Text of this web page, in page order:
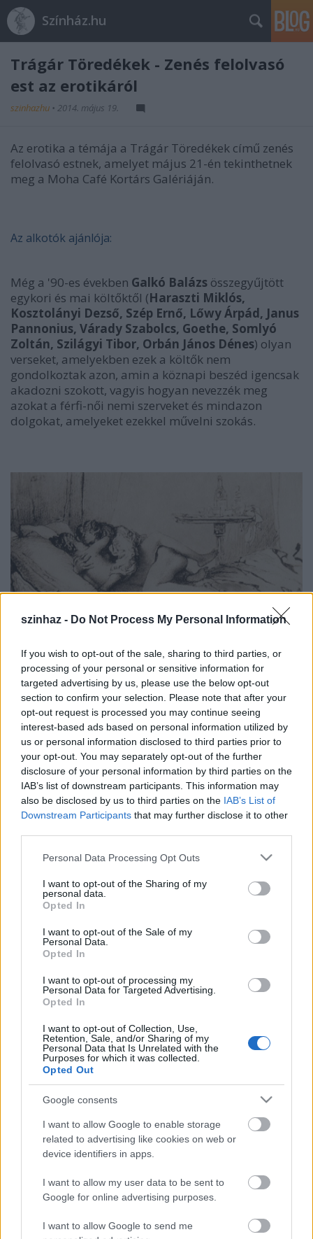
szinhaz - Do Not Process My Personal Information
If you wish to opt-out of the sale, sharing to third parties, or
processing of your personal or sensitive information for
targeted advertising by us, please use the below opt-out
section to confirm your selection. Please note that after your
opt-out request is processed you may continue seeing
interest-based ads based on personal information utilized by
us or personal information disclosed to third parties prior to
your opt-out. You may separately opt-out of the further
disclosure of your personal information by third parties on the
IAB’s list of downstream participants. This information may
also be disclosed by us to third parties on the IAB’s List of
Downstream Participants that may further disclose it to other
Please note that this website/app uses one or more Google
not limited to your visit or usage behaviour. You may click to
grant or deny consent to Google and its third-party tags to
use your data for below specified purposes in below Google
consent section.
Personal Data Processing Opt Outs
I want to opt-out of the Sharing of my
personal data.
Opted In
I want to opt-out of the Sale of my
Personal Data.
Opted In
I want to opt-out of processing my
Personal Data for Targeted Advertising.
Opted In
I want to opt-out of Collection, Use,
Retention, Sale, and/or Sharing of my
Personal Data that Is Unrelated with the
Purposes for which it was collected.
Opted Out
Google consents
I want to allow Google to enable storage
related to advertising like cookies on web or
device identifiers in apps.
I want to allow my user data to be sent to
Google for online advertising purposes.
I want to allow Google to send me
Színház.hu
Trágár Töredékek - Zenés felolvasó
est az erotikáról
szinhazhu • 2014. május 19.
Az erotika a témája a Trágár Töredékek című zenés
felolvasó estnek, amelyet május 21-én tekinthetnek
meg a Moha Café Kortárs Galériáján.
Az alkotók ajánlója:
Még a '90-es években Galkó Balázs összegyűjtött
egykori és mai költőktől (Haraszti Miklós,
Kosztolányi Dezső, Szép Ernő, Lőwy Árpád, Janus
Pannonius, Várady Szabolcs, Goethe, Somlyó
Zoltán, Szilágyi Tibor, Orbán János Dénes) olyan
verseket, amelyekben ezek a költők nem
gondolkoztak azon, amin a köznapi beszéd igencsak
akadozni szokott, vagyis hogyan nevezzék meg
azokat a férfi-női nemi szerveket és mindazon
dolgokat, amelyeket ezekkel művelni szokás.
Az előadásnak szándéka bizonyítani, hogy nem azért
trágárkodunk, hogy a nézők "fennakadt szemekkel
vergődjenek az ostorként rájuk suhintó sorok
gyönyörében". Azért trágár, mert vannak dolgok,
amelyekről nem lehet már másként beszélni. Az
erotika az ember alapmotivációi közé tartozik, akár
tudomásul veszi, akár nem. Minden emberi
kapcsolatban ott van az erotika, akkor is, ha a
egymással. Nem a beszédünk az ocsmány, hanem
azok az élethelyzetek ocsmányak - és itt korántsem a
szeretkezésről van szó -, amelyekbe néha
belekényszerülünk. Azok a beszorított helyzetek,
mint hogy azt mondja:menj a .....ba
Elküldeni valakit melegebb éghajlatra, még mindig
szavakat avatott, jó költők használják, nagyon
szépek, szellemesek és elegánsak tudnak lenni. Az
egyik legtrágárabb beszédű népnek tartanak
bennünket (a kínaiakkal együtt). De a francia
nyelvben legalább száz megnevezése van a férfi és
női nemi szervnek, csakhogy ők használják is ezeket
a megnevezéseket. Valószínűleg náluk éppen ezért
nem váltak trágár szavakká.
Az előadásban négyen - hárman férfiak és egy nő -
olvassuk fel ezeket a szövegeket, olykor zenei
önmagában való disznólkodás, mert annak semmi